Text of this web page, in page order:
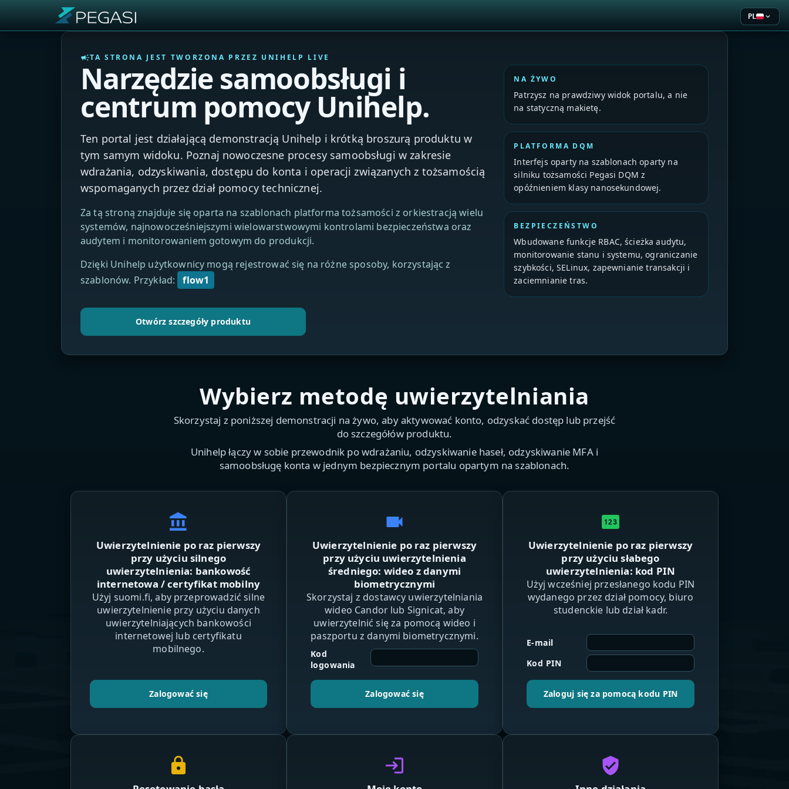
PL expand_more
Current
campaignTA STRONA JEST TWORZONA PRZEZ UNIHELP LIVE
Narzędzie samoobsługi i
centrum pomocy Unihelp.
Ten portal jest działającą demonstracją Unihelp i krótką broszurą produktu w
tym samym widoku. Poznaj nowoczesne procesy samoobsługi w zakresie
wdrażania, odzyskiwania, dostępu do konta i operacji związanych z tożsamością
wspomaganych przez dział pomocy technicznej.
Za tą stroną znajduje się oparta na szablonach platforma tożsamości z orkiestracją wielu
systemów, najnowocześniejszymi wielowarstwowymi kontrolami bezpieczeństwa oraz
audytem i monitorowaniem gotowym do produkcji.
Dzięki Unihelp użytkownicy mogą rejestrować się na różne sposoby, korzystając z
szablonów. Przykład:
flow1
Otwórz szczegóły produktu
NA ŻYWO
Patrzysz na prawdziwy widok portalu, a nie
na statyczną makietę.
PLATFORMA DQM
Interfejs oparty na szablonach oparty na
silniku tożsamości Pegasi DQM z
opóźnieniem klasy nanosekundowej.
BEZPIECZEŃSTWO
Wbudowane funkcje RBAC, ścieżka audytu,
monitorowanie stanu i systemu, ograniczanie
szybkości, SELinux, zapewnianie transakcji i
zaciemnianie tras.
Wybierz metodę uwierzytelniania
Skorzystaj z poniższej demonstracji na żywo, aby aktywować konto, odzyskać dostęp lub przejść
do szczegółów produktu.
Unihelp łączy w sobie przewodnik po wdrażaniu, odzyskiwanie haseł, odzyskiwanie MFA i
samoobsługę konta w jednym bezpiecznym portalu opartym na szablonach.
account_balance
Uwierzytelnienie po raz pierwszy
przy użyciu silnego
uwierzytelnienia: bankowość
internetowa / certyfikat mobilny
Użyj suomi.fi, aby przeprowadzić silne
uwierzytelnienie przy użyciu danych
uwierzytelniających bankowości
internetowej lub certyfikatu
mobilnego.
Zalogować się
videocam
Uwierzytelnienie po raz pierwszy
przy użyciu uwierzytelnienia
średniego: wideo z danymi
biometrycznymi
Skorzystaj z dostawcy uwierzytelniania
wideo Candor lub Signicat, aby
uwierzytelnić się za pomocą wideo i
paszportu z danymi biometrycznymi.
Kod
logowania
Zalogować się
pin
Uwierzytelnienie po raz pierwszy
przy użyciu słabego
uwierzytelnienia: kod PIN
Użyj wcześniej przesłanego kodu PIN
wydanego przez dział pomocy, biuro
studenckie lub dział kadr.
E-mail
Kod PIN
Zaloguj się za pomocą kodu PIN
lock login verified_user